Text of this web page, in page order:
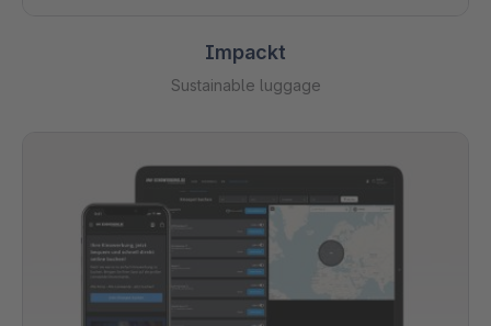
Impackt
Sustainable luggage